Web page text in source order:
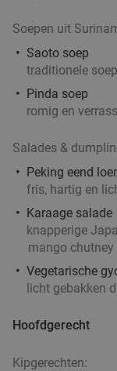
Soepen uit
Saoto soep
traditionele
Pinda soep
romig en
Salades &
Peking eend
fris, hartig en
Karaage salade
knapperige
mango chutney
Vegetarische
licht gebakken
Hoofdgerecht
Kipgerechten: